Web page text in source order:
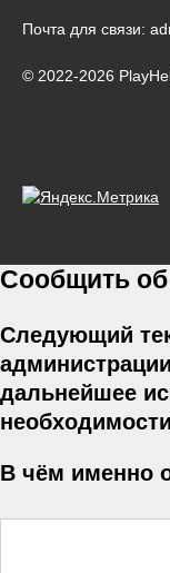
Почта для связи:
© 2022-2026
Сообщить
Следующий
дальнейшее
В чём именно